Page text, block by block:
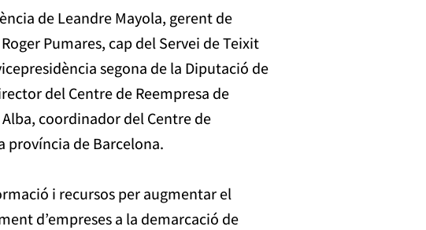
de Leandre Mayola, gerent de
Pumares, cap del Servei de Teixit
segona de la Diputació de
del Centre de Reempresa de
coordinador del Centre de
província de Barcelona.
i recursos per augmentar el
d’empreses a la demarcació de